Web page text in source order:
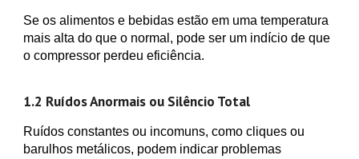
Se os alimentos e bebidas estão em uma temperatura
mais alta do que o normal, pode ser um indício de que
o compressor perdeu eficiência.
1.2 Ruídos Anormais ou Silêncio Total
Ruídos constantes ou incomuns, como cliques ou
barulhos metálicos, podem indicar problemas